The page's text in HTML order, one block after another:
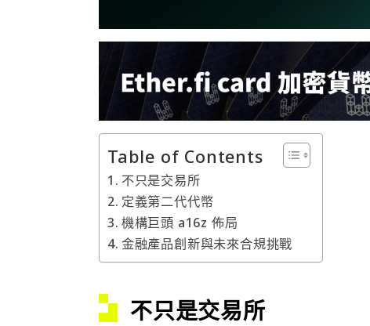
Table of Contents
不只是交易所
定義第二代代幣
機構巨頭 a16z 佈局
金融產品創新與未來合規挑戰
不只是交易所